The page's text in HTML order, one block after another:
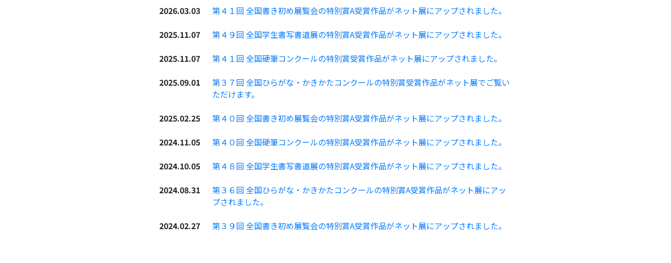
2026.03.03
第４１回 全国書き初め展覧会の特別賞A受賞作品がネット展にアップされました。
2025.11.07
第４９回 全国学生書写書道展の特別賞A受賞作品がネット展にアップされました。
2025.11.07
第４１回 全国硬筆コンクールの特別賞受賞作品がネット展にアップされました。
2025.09.01
第３７回 全国ひらがな・かきかたコンクールの特別賞受賞作品がネット展でご覧い
ただけます。
2025.02.25
第４０回 全国書き初め展覧会の特別賞A受賞作品がネット展にアップされました。
2024.11.05
第４０回 全国硬筆コンクールの特別賞A受賞作品がネット展にアップされました。
2024.10.05
第４８回 全国学生書写書道展の特別賞A受賞作品がネット展にアップされました。
2024.08.31
第３６回 全国ひらがな・かきかたコンクールの特別賞A受賞作品がネット展にアッ
プされました。
2024.02.27
第３９回 全国書き初め展覧会の特別賞A受賞作品がネット展にアップされました。